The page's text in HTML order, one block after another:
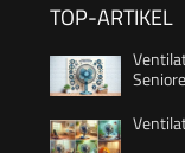
TOP-ARTIKEL